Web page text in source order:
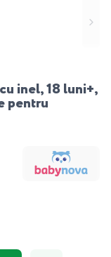
inel, 18 luni+,
pentru